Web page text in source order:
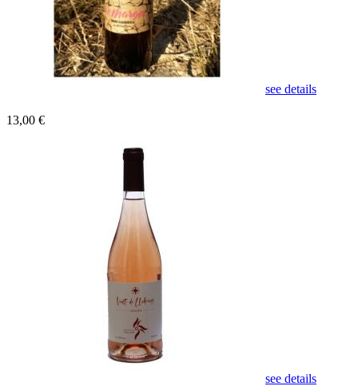
see details
13,00 €
see details